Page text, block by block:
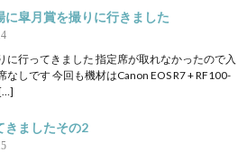
に皐月賞を撮りに行きました
に行ってきました 指定席が取れなかったので入
なしです 今回も機材はCanon EOS R7 + RF100-
きましたその2